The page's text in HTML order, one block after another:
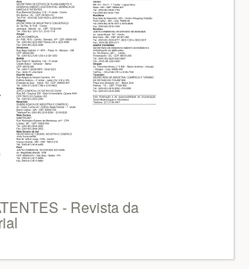
- Revista da